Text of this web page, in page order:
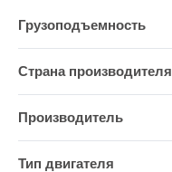
Грузоподъемность
Страна производителя
Производитель
Тип двигателя